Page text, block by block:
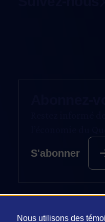
S'abonner
Nous utilisons des